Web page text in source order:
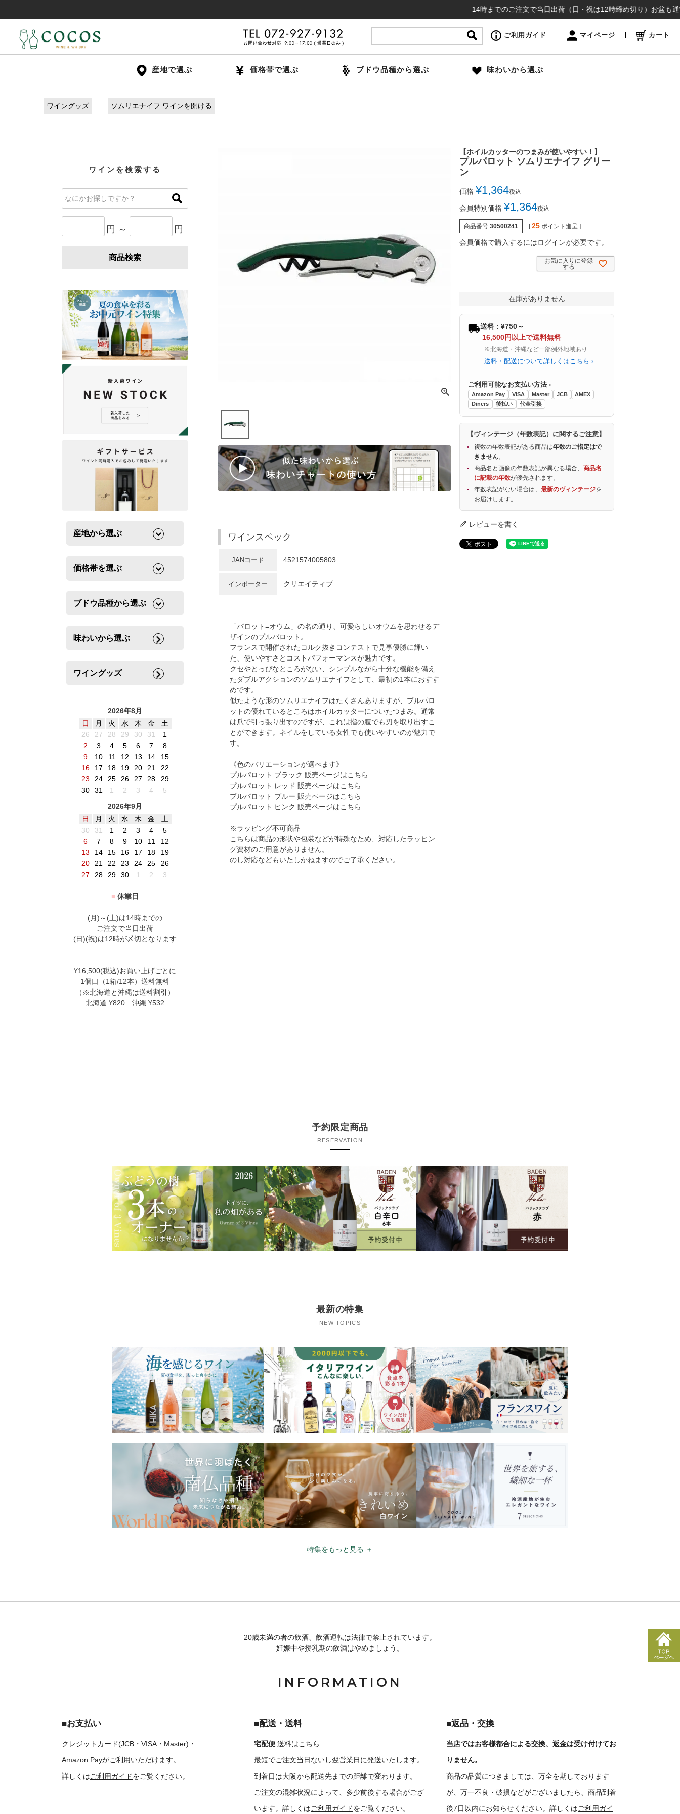
14時までのご注文で当日出荷（日・祝は12時締め切り）お盆も通常通
ご利用ガイド マイページ カート
産地で選ぶ 価格帯で選ぶ ブドウ品種から選ぶ 味わいから選ぶ
ワイングッズ ソムリエナイフ ワインを開ける
ワインを検索する
円 ～ 円
商品検索
産地から選ぶ
価格帯を選ぶ
ブドウ品種から選ぶ
味わいから選ぶ
ワイングッズ
2026年8月
日
月 火 水 木 金
土
26
27 28 29 30 31
1
2
3 4 5 6 7
8
9
10 11 12 13 14
15
16
17 18 19 20 21
22
23
24 25 26 27 28
29
30
31 1 2 3 4
5
2026年9月
日
月 火 水 木 金
土
30
31 1 2 3 4
5
6
7 8 9 10 11
12
13
14 15 16 17 18
19
20
21 22 23 24 25
26
27
28 29 30 1 2 3
■ 休業日
(月)～(土)は14時までの
ご注文で当日出荷
(日)(祝)は12時が〆切となります
¥16,500(税込)お買い上げごとに
1個口（1箱/12本）送料無料
（※北海道と沖縄は送料割引）
北海道:¥820 沖縄:¥532
ワインスペック
JANコード 4521574005803
インポーター クリエイティブ
「パロット=オウム」の名の通り、可愛らしいオウムを思わせるデ
ザインのプルパロット。
フランスで開催されたコルク抜きコンテストで見事優勝に輝い
た、使いやすさとコストパフォーマンスが魅力です。
クセやとっぴなところがない、シンプルながら十分な機能を備え
たダブルアクションのソムリエナイフとして、最初の1本におすす
めです。
似たような形のソムリエナイフはたくさんありますが、プルパロ
ットの優れているところはホイルカッターについたつまみ。通常
は爪で引っ張り出すのですが、これは指の腹でも刃を取り出すこ
とができます。ネイルをしている女性でも使いやすいのが魅力で
す。
《色のバリエーションが選べます》
プルパロット ブラック 販売ページはこちら
プルパロット レッド 販売ページはこちら
プルパロット ブルー 販売ページはこちら
プルパロット ピンク 販売ページはこちら
※ラッピング不可商品
こちらは商品の形状や包装などが特殊なため、対応したラッピン
グ資材のご用意がありません。
のし対応などもいたしかねますのでご了承ください。
【ホイルカッターのつまみが使いやすい！】
プルパロット ソムリエナイフ グリー
ン
価格 ¥1,364税込
会員特別価格 ¥1,364税込
商品番号 30500241 [ 25 ポイント進呈 ]
会員価格で購入するにはログインが必要です。
お気に入りに登録
する
在庫がありません
送料 : ¥750～
16,500円以上で送料無料
※北海道・沖縄など一部例外地域あり
送料・配送について詳しくはこちら ›
ご利用可能なお支払い方法 ›
Amazon Pay VISA Master JCB
AMEX
Diners
後払い 代金引換
【ヴィンテージ（年数表記）に関するご注意】
複数の年数表記がある商品は年数のご指定はで
きません。
商品名と画像の年数表記が異なる場合、商品名
に記載の年数が優先されます。
年数表記がない場合は、最新のヴィンテージを
お届けします。
レビューを書く
予約限定商品
RESERVATION
最新の特集
NEW TOPICS
特集をもっと見る ＋
20歳未満の者の飲酒、飲酒運転は法律で禁止されています。
妊娠中や授乳期の飲酒はやめましょう。
INFORMATION
■お支払い
クレジットカード(JCB・VISA・Master)・
Amazon Payがご利用いただけます。
詳しくはご利用ガイドをご覧ください。
■配送・送料
宅配便 送料はこちら
最短でご注文当日ないし翌営業日に発送いたします。
到着日は大阪から配送先までの距離で変わります。
ご注文の混雑状況によって、多少前後する場合がござ
います。詳しくはご利用ガイドをご覧ください。
■返品・交換
当店ではお客様都合による交換、返金は受け付けてお
りません。
商品の品質につきましては、万全を期しております
が、万一不良・破損などがございましたら、商品到着
後7日以内にお知らせください。詳しくはご利用ガイ